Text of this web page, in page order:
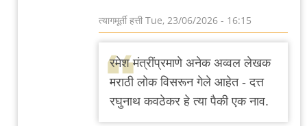
त्यागमूर्ती हत्ती Tue, 23/06/2026 - 16:15
reply
to
रमेश
रमेश मंत्रींप्रमाणे अनेक अव्वल लेखक
मराठी लोक विसरून गेले आहेत - दत्त
रघुनाथ कवठेकर हे त्या पैकी एक नाव.